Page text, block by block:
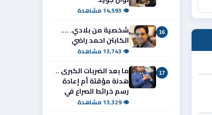
👁 14,593 مشاهدة
16
شخصية من بلادي. ....
الكابتن احمد راضي
👁 13,743 مشاهدة
17
ما بعد الضربات الكبرى ..
هدنة مؤقتة أم إعادة
رسم خرائط الصراع في
👁 13,329 مشاهدة